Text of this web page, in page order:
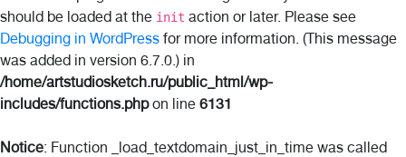
should be loaded at the init action or later. Please see
Debugging in WordPress for more information. (This message
was added in version 6.7.0.) in
/home/artstudiosketch.ru/public_html/wp-
includes/functions.phpon line 6131
Notice: Function _load_textdomain_just_in_time was called